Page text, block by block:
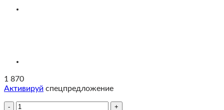
1 870
Активируй спецпредложение
Количество